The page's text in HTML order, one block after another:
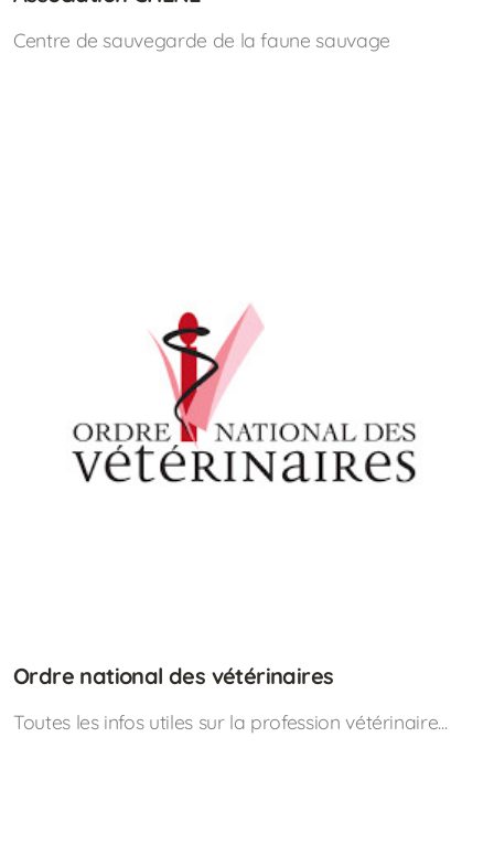
Centre de sauvegarde de la faune sauvage
Ordre national des vétérinaires
Toutes les infos utiles sur la profession vétérinaire...